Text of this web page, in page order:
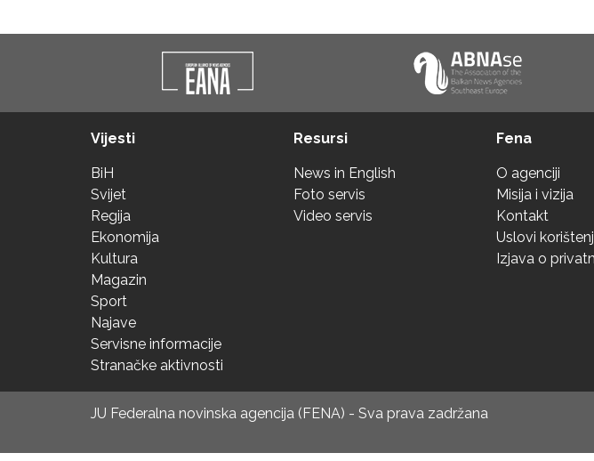
Vijesti
BiH
Svijet
Regija
Ekonomija
Kultura
Magazin
Sport
Najave
Servisne informacije
Stranačke aktivnosti
Resursi
News in English
Foto servis
Video servis
Fena
O agenciji
Misija i vizija
Kontakt
Uslovi
Izjava o
JU Federalna novinska agencija (FENA) - Sva prava zadržana